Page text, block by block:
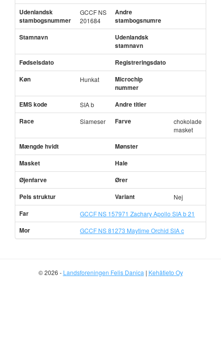
Udenlandsk
stambogsnummer
GCCF NS
201684
Andre
stambogsnumre
Stamnavn
Udenlandsk
stamnavn
Fødselsdato
Registreringsdato
Køn
Hunkat
Microchip
nummer
EMS kode
SIA b
Andre titler
Race
Siameser Farve
chokolade
masket
Mængde hvidt
Mønster
Masket
Hale
Øjenfarve
Ører
Pels struktur
Variant Nej
Far GCCF NS 157971 Zachary Apollo SIA b 21
Mor GCCF NS 81273 Maytime Orchid SIA c
© 2026 - Landsforeningen Felis Danica | Kehätieto Oy